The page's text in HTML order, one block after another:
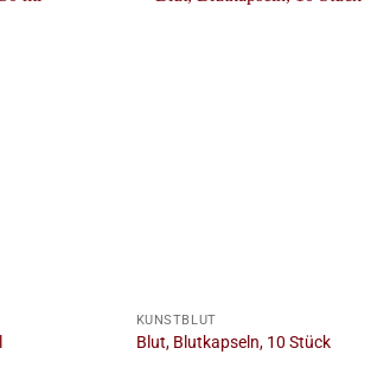
KUNSTBLUT
Blut, Blutkapseln, 10 Stück